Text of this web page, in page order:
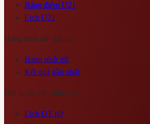
Bảng điểm U21
Lịch U21
Hạng nhất nữ· gặt hái
Hạng nhất nữ
Kết quả gần nhất
Đội tuyển nữ· đỉnh cao
Lịch ĐT nữ